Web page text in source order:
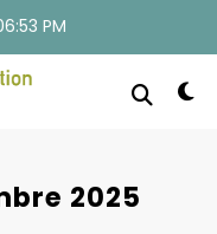
PM
2025